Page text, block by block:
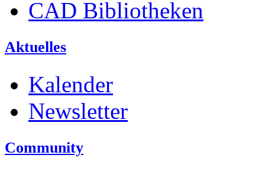
CAD Bibliotheken
Aktuelles
Kalender
Newsletter
Community